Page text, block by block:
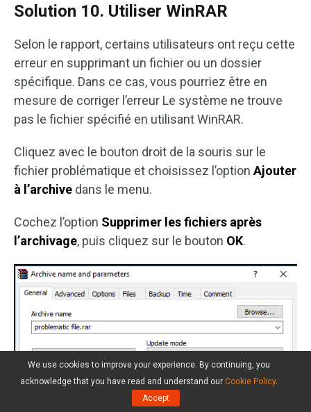
Solution 10. Utiliser WinRAR
Selon le rapport, certains utilisateurs ont reçu cette
erreur en supprimant un fichier ou un dossier
spécifique. Dans ce cas, vous pourriez être en
mesure de corriger l’erreur Le système ne trouve
pas le fichier spécifié en utilisant WinRAR.
Cliquez avec le bouton droit de la souris sur le
fichier problématique et choisissez l’option Ajouter
à l’archive dans le menu.
Cochez l’option Supprimer les fichiers après
l’archivage, puis cliquez sur le bouton OK.
We use cookies to improve your experience. By continuing, you
acknowledge that you have read and understand our Cookie Policy.
Accept